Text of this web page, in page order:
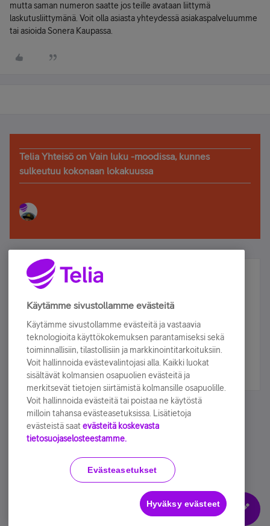
mutta saman numeron saatte jos teille avataan liittymä
laskutusliittymänä. Voit olla asiasta yhteydessä asiakaspalveluumme
tai asioida Sonera Kaupassa.
Telia Yhteisö on Vain luku -moodissa, kunnes
sulkeutuu kokonaan lokakuussa
Älä jää paitsi – osallistu ja voita!
Tilaa Telian uutiskirje ja olet mukana arvonnassa.
sähköpostiisi.
Tilaa nyt
Käyttöehdot Accessibility statement
Evästeasetukset
Käytämme sivustollamme evästeitä
Käytämme sivustollamme evästeitä ja vastaavia
teknologioita käyttökokemuksen parantamiseksi sekä
toiminnallisiin, tilastollisiin ja markkinointitarkoituksiin.
Voit hallinnoida evästevalintojasi alla. Kaikki luokat
sisältävät kolmansien osapuolien evästeitä ja
merkitsevät tietojen siirtämistä kolmansille osapuolille.
Voit hallinnoida evästeitä tai poistaa ne käytöstä
milloin tahansa evästeasetuksissa. Lisätietoja
evästeistä saat evästeitä koskevasta
tietosuojaselosteestamme.
Evästeasetukset
Hyväksy evästeet